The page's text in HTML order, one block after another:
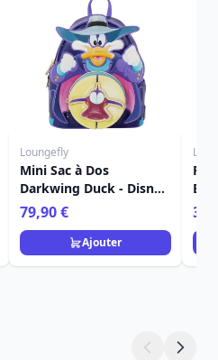
Loungefly
Mini Sac à Dos
Darkwing Duck - Disney
Loungefly
79,90 €
Ajouter